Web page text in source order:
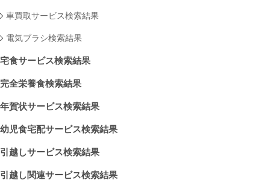
車買取サービス検索結果
電気ブラシ検索結果
宅食サービス検索結果
完全栄養食検索結果
年賀状サービス検索結果
幼児食宅配サービス検索結果
引越しサービス検索結果
引越し関連サービス検索結果